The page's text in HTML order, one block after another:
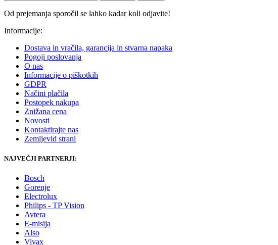
Od prejemanja sporočil se lahko kadar koli odjavite!
Informacije:
Dostava in vračila, garancija in stvarna napaka
Pogoji poslovanja
O nas
Informacije o piškotkih
GDPR
Načini plačila
Postopek nakupa
Znižana cena
Novosti
Kontaktirajte nas
Zemljevid strani
NAJVEČJI PARTNERJI:
Bosch
Gorenje
Electrolux
Philips - TP Vision
Avtera
E-misija
Also
Vivax